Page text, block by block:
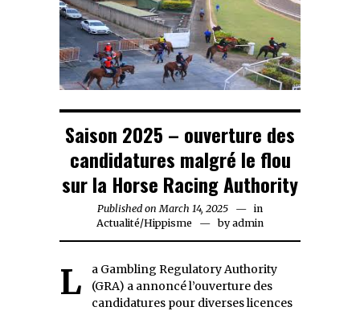
Saison 2025 – ouverture des
candidatures malgré le flou
sur la Horse Racing Authority
Published on March 14, 2025
in
Actualité/Hippisme byadmin
La Gambling Regulatory Authority
(GRA) a annoncé l’ouverture des
candidatures pour diverses licences